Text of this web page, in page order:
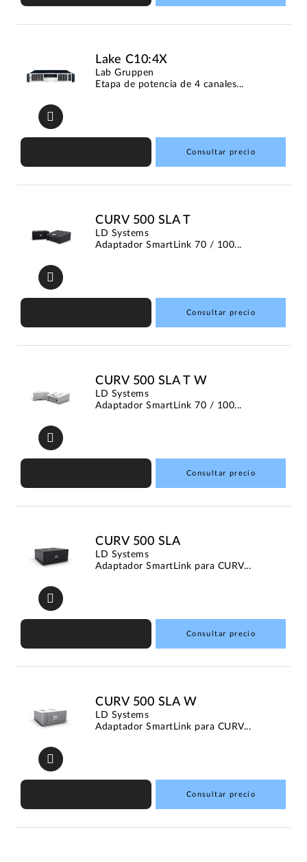
Lake C10:4X
Lab Gruppen
Etapa de potencia de 4 canales...
Consultar precio
CURV 500 SLA T
LD Systems
Adaptador SmartLink 70 / 100...
Consultar precio
CURV 500 SLA T W
LD Systems
Adaptador SmartLink 70 / 100...
Consultar precio
CURV 500 SLA
LD Systems
Adaptador SmartLink para CURV...
Consultar precio
CURV 500 SLA W
LD Systems
Adaptador SmartLink para CURV...
Consultar precio